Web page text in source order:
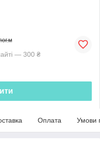
— 300 ₴
Оплата Умови